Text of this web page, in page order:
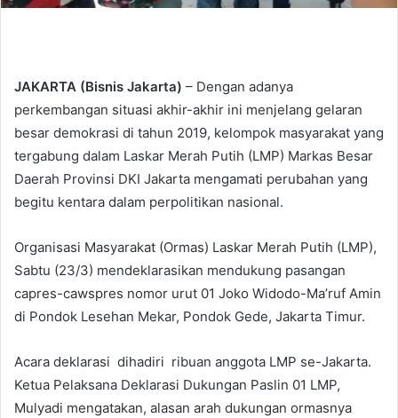
JAKARTA (Bisnis Jakarta) – Dengan adanya
perkembangan situasi akhir-akhir ini menjelang gelaran
besar demokrasi di tahun 2019, kelompok masyarakat yang
tergabung dalam Laskar Merah Putih (LMP) Markas Besar
Daerah Provinsi DKI Jakarta mengamati perubahan yang
begitu kentara dalam perpolitikan nasional.
Organisasi Masyarakat (Ormas) Laskar Merah Putih (LMP),
Sabtu (23/3) mendeklarasikan mendukung pasangan
capres-cawspres nomor urut 01 Joko Widodo-Ma’ruf Amin
di Pondok Lesehan Mekar, Pondok Gede, Jakarta Timur.
Acara deklarasi dihadiri ribuan anggota LMP se-Jakarta.
Ketua Pelaksana Deklarasi Dukungan Paslin 01 LMP,
Mulyadi mengatakan, alasan arah dukungan ormasnya